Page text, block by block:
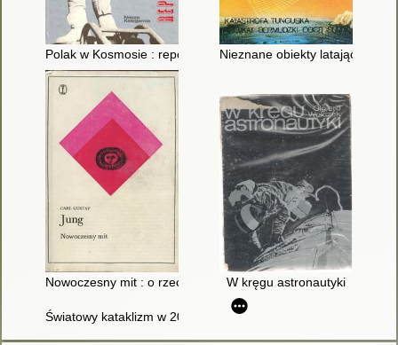
Polak w Kosmosie : reportaż dokumentalnyNieznane obiekty latające. 3,
Nowoczesny mit : o rzeczach widywanych na niebie
W kręgu astronautyki
Światowy kataklizm w 2012 roku